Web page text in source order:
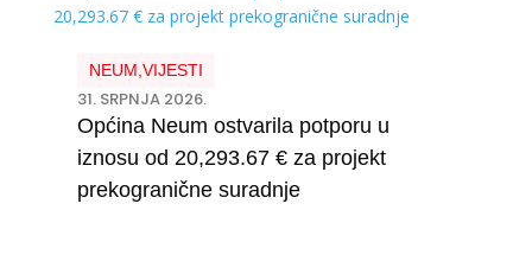
NEUM VIJESTI
31. SRPNJA 2026.
Općina Neum ostvarila potporu u
iznosu od 20,293.67 € za projekt
prekogranične suradnje